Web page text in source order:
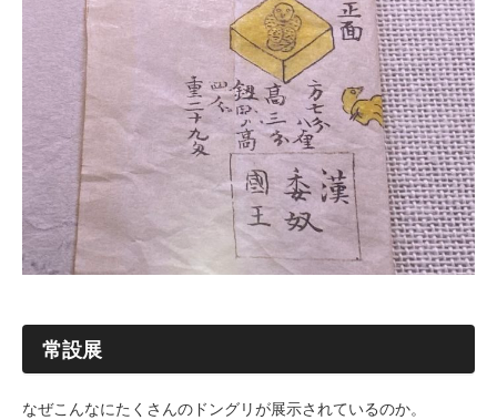
常設展
なぜこんなにたくさんのドングリが展示されているのか。